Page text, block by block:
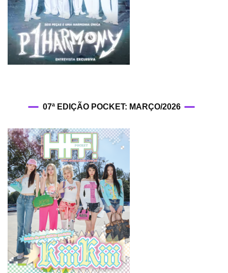
07ª EDIÇÃO POCKET: MARÇO/2026